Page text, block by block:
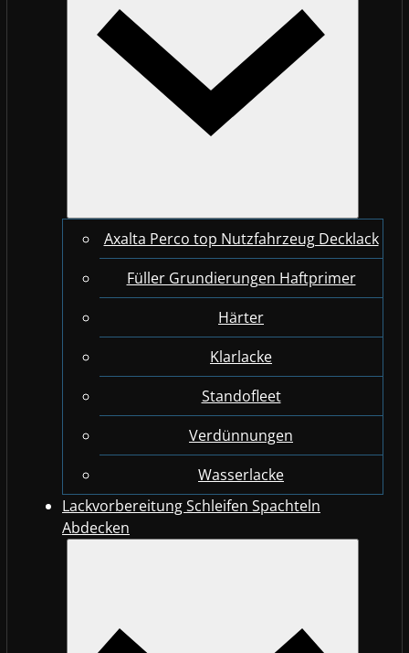
Axalta Perco top Nutzfahrzeug Decklack
Füller Grundierungen Haftprimer
Härter
Klarlacke
Standofleet
Verdünnungen
Wasserlacke
Lackvorbereitung Schleifen Spachteln
Abdecken